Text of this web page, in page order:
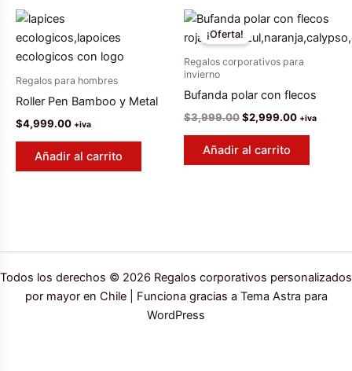
Regalos para hombres
Roller Pen Bamboo y Metal
$4,999.00 +iva
Añadir al carrito
¡Oferta!
Regalos corporativos para
invierno
Bufanda polar con flecos
$3,999.00El
original
era:
$2,999.00El+iva
Añadir al carrito
Todos los derechos © 2026 Regalos corporativos personalizados
por mayor en Chile | Funciona gracias a Tema Astra para
WordPress